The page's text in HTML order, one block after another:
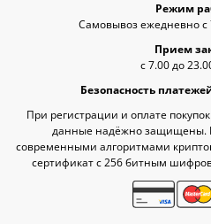
Режим
Самовывоз ежедневно с
Прием
с 7.00 до
Безопасность
При регистрации и оплате
данные надёжно
современными алгоритмами
сертификат c 256 битным